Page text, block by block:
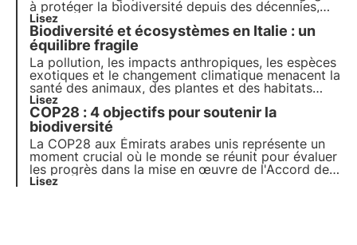
à protéger la biodiversité depuis des décennies,
mais le peu d'espace qui lui a été consacré lors de
la COP27 et le précédentéchec du plan 2011-2020
menacent l'avenir du nouvel accord.
Lisez
Biodiversité et écosystèmes en Italie : un
équilibre fragile
La pollution, les impacts anthropiques, les espèces
exotiques et le changement climatique menacent la
santé des animaux, des plantes et des habitats
dans lesquels ils vivent. Le programme des Nations
unies pour 2030 appelle à la protection et à la
restauration. Mais il est nécessaire d'agir
rapidement.
Lisez
COP28 : 4 objectifs pour soutenir la
biodiversité
La COP28 aux Émirats arabes unis représente un
moment crucial où le monde se réunit pour évaluer
les progrès dans la mise en œuvre de l'Accord de
Paris en faveur de la protection de la biodiversité.
Lisez